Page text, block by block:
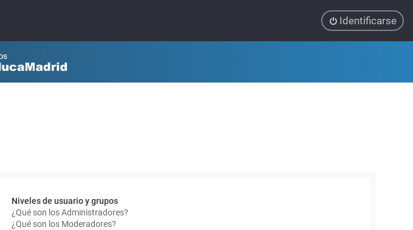
Identificarse
Niveles de usuario y grupos
¿Qué son los Administradores?
¿Qué son los Moderadores?